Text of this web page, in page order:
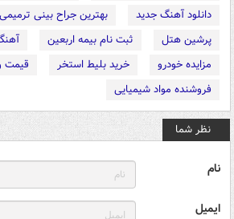
دانلود آهنگ جدید
بهترین جراح بینی ترمیمی
پرشین هتل
ثبت نام بیمه اربعین
مزایده خودرو
خرید بلیط استخر
قیمت
فروشنده مواد شیمیایی
نظر شما
نام
ایمیل